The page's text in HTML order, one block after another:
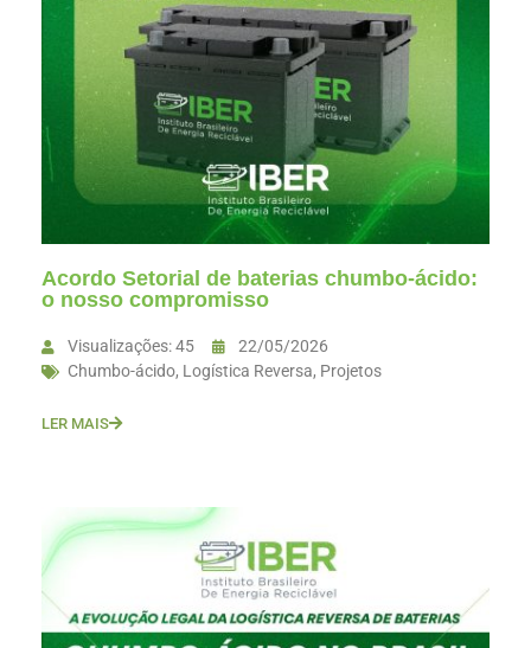
Acordo Setorial de baterias chumbo-ácido:
o nosso compromisso
Visualizações: 45
22/05/2026
Chumbo-ácido, Logística Reversa, Projetos
LER MAIS